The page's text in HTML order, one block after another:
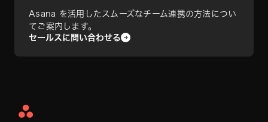
Asana を活用したスムーズなチーム連携の方法につい
てご案内します。
セールスに問い合わせる
Asana